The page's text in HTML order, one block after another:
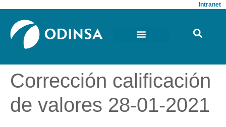
Intranet
Corrección calificación
de valores 28-01-2021